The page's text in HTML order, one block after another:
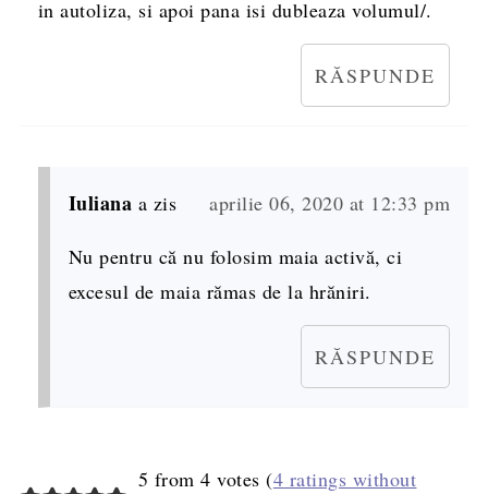
in autoliza, si apoi pana isi dubleaza volumul/.
RĂSPUNDE
Iuliana a zis aprilie 06, 2020 at 12:33 pm
Nu pentru că nu folosim maia activă, ci
excesul de maia rămas de la hrăniri.
RĂSPUNDE
5 from 4 votes (4 ratings without